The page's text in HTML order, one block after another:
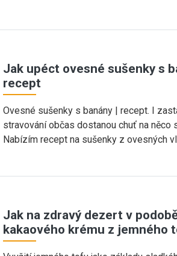
Jak upéct ovesné sušenky s
recept
Ovesné sušenky s banány | recept. I
stravování občas dostanou chuť na něco
Nabízím recept na sušenky z ovesných
Jak na zdravý dezert v
kakaového krému z jemného